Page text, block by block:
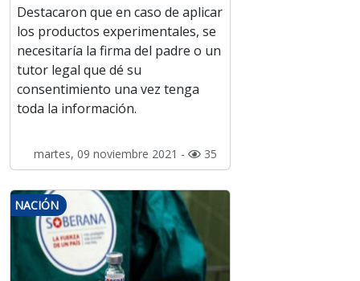
Destacaron que en caso de aplicar
los productos experimentales, se
necesitaría la firma del padre o un
tutor legal que dé su
consentimiento una vez tenga
toda la información.
martes, 09 noviembre 2021 - 35
NACIÓN